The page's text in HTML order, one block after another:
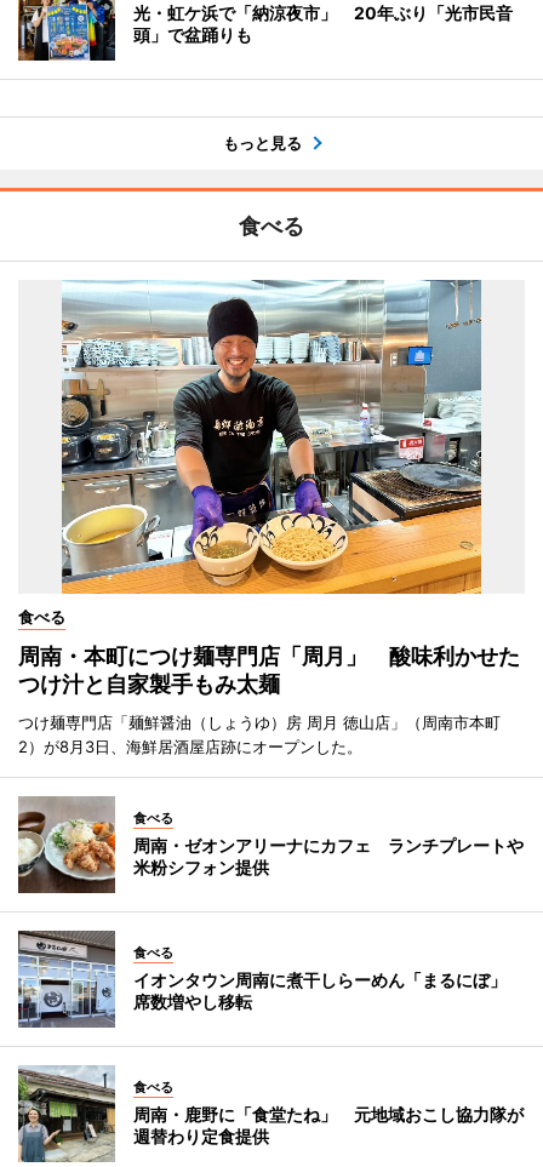
光・虹ケ浜で「納涼夜市」 20年ぶり「光市民音
頭」で盆踊りも
もっと見る
食べる
食べる
周南・本町につけ麺専門店「周月」 酸味利かせた
つけ汁と自家製手もみ太麺
つけ麺専門店「麺鮮醤油（しょうゆ）房 周月 徳山店」（周南市本町
2）が8月3日、海鮮居酒屋店跡にオープンした。
食べる
周南・ゼオンアリーナにカフェ ランチプレートや
米粉シフォン提供
食べる
イオンタウン周南に煮干しらーめん「まるにぼ」
席数増やし移転
食べる
周南・鹿野に「食堂たね」 元地域おこし協力隊が
週替わり定食提供